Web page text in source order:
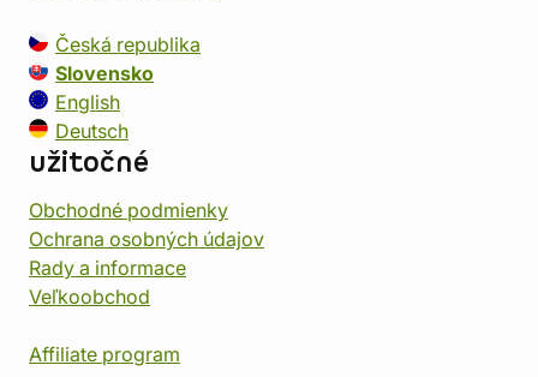
Česká republika
Slovensko
English
Deutsch
užitočné
Obchodné podmienky
Ochrana osobných údajov
Rady a informace
Veľkoobchod
Affiliate program